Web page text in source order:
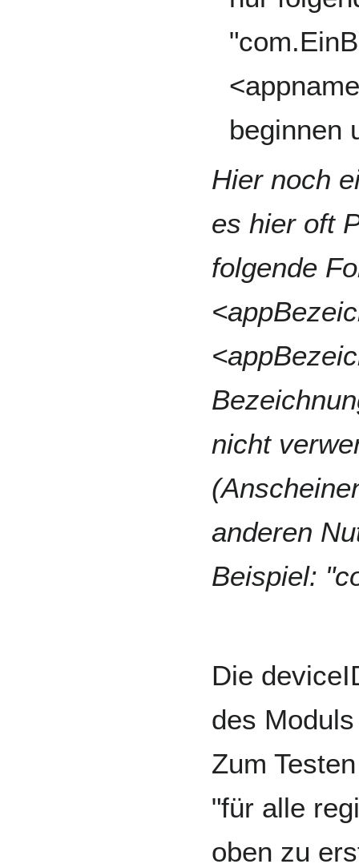
beginnen
Hier noch
es hier oft
folgende
nicht
anderen
Beispiel:
Die
des
Zum
"für alle
oben zu